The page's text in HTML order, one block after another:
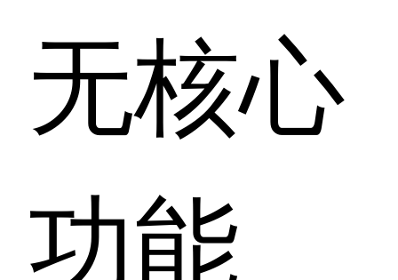
无核心
功能